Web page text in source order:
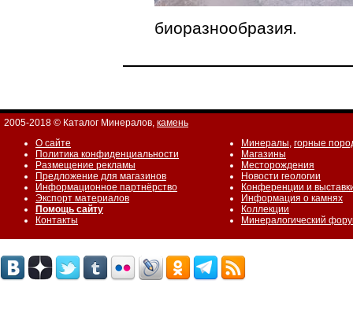
биоразнообразия.
2005-2018 © Каталог Минералов, камень
О сайте
Политика конфиденциальности
Размещение рекламы
Предложение для магазинов
Информационное партнёрство
Экспорт материалов
Помощь сайту
Контакты
Минералы, горные
Магазины
Месторождения
Новости геологии
Конференции и
Информация о камнях
Коллекции
Минералогический